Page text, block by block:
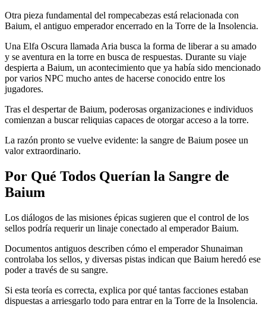
Otra pieza fundamental del rompecabezas está relacionada con
Baium, el antiguo emperador encerrado en la Torre de la Insolencia.
Una Elfa Oscura llamada Aria busca la forma de liberar a su amado
y se aventura en la torre en busca de respuestas. Durante su viaje
despierta a Baium, un acontecimiento que ya había sido mencionado
por varios NPC mucho antes de hacerse conocido entre los
jugadores.
Tras el despertar de Baium, poderosas organizaciones e individuos
comienzan a buscar reliquias capaces de otorgar acceso a la torre.
La razón pronto se vuelve evidente: la sangre de Baium posee un
valor extraordinario.
Por Qué Todos Querían la Sangre de
Baium
Los diálogos de las misiones épicas sugieren que el control de los
sellos podría requerir un linaje conectado al emperador Baium.
Documentos antiguos describen cómo el emperador Shunaiman
controlaba los sellos, y diversas pistas indican que Baium heredó ese
poder a través de su sangre.
Si esta teoría es correcta, explica por qué tantas facciones estaban
dispuestas a arriesgarlo todo para entrar en la Torre de la Insolencia.